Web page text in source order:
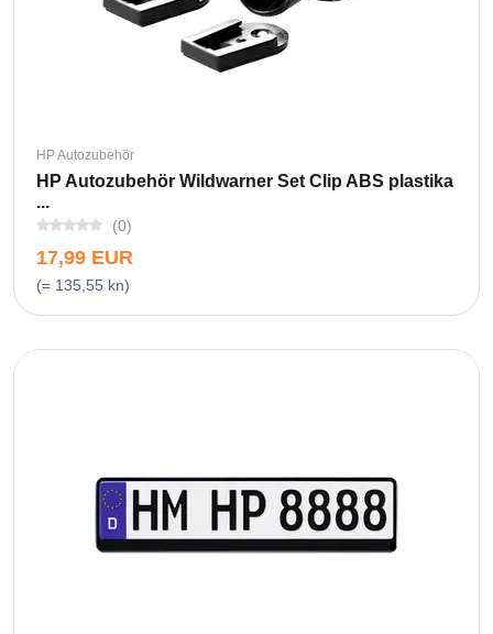
HP Autozubehör
HP Autozubehör Wildwarner Set Clip ABS plastika
...
(0)
17,99 EUR
(= 135,55 kn)